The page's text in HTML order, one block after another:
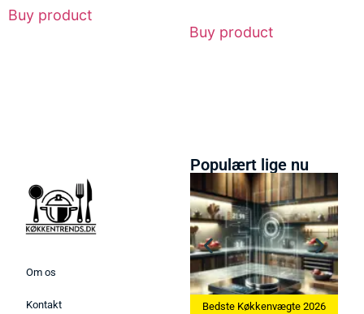
Buy product
Buy product
Om os
Kontakt
Populært lige nu
Bedste Ismaskine 2026 Bedste Køkkenvægte 2026